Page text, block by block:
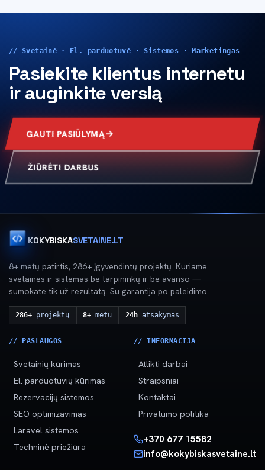
// Svetainė · El. parduotuvė · Sistemos · Marketingas
Pasiekite klientus internetu
ir auginkite verslą
GAUTI PASIŪLYMĄ
ŽIŪRĖTI DARBUS
KOKYBISKASVETAINE.LT
8+ metų patirtis, 286+ įgyvendintų projektų. Kuriame
svetaines ir sistemas be tarpininkų ir be avanso —
sumokate tik už rezultatą. Su garantija po paleidimo.
286+ projektų 8+ metų 24hatsakymas
// PASLAUGOS
Svetainių kūrimas
El. parduotuvių kūrimas
Rezervacijų sistemos
SEO optimizavimas
Laravel sistemos
Techninė priežiūra
// INFORMACIJA
Atlikti darbai
Straipsniai
Kontaktai
Privatumo politika
+370 677 15582
info@kokybiskasvetaine.lt